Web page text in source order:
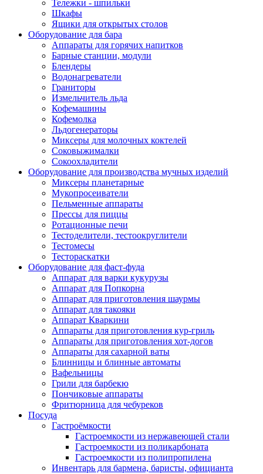
Тележки - шпильки
Шкафы
Ящики для открытых столов
Оборудование для бара
Аппараты для горячих напитков
Барные станции, модули
Блендеры
Водонагреватели
Граниторы
Измельчитель льда
Кофемашины
Кофемолка
Льдогенераторы
Миксеры для молочных коктелей
Соковыжималки
Сокоохладители
Оборудование для производства мучных изделий
Миксеры планетарные
Мукопросеиватели
Пельменные аппараты
Прессы для пиццы
Ротационные печи
Тестоделители, тестоокруглители
Тестомесы
Тестораскатки
Оборудование для фаст-фуда
Аппарат для варки кукурузы
Аппарат для Попкорна
Аппарат для приготовления шаурмы
Аппарат для такояки
Аппарат Кваркини
Аппараты для приготовления кур-гриль
Аппараты для приготовления хот-догов
Аппараты для сахарной ваты
Блинницы и блинные автоматы
Вафельницы
Грили для барбекю
Пончиковые аппараты
Фритюрница для чебуреков
Посуда
Гастроёмкости
Гастроемкости из нержавеющей стали
Гастроемкости из поликарбоната
Гастроемкости из полипропилена
Инвентарь для бармена, баристы, официанта